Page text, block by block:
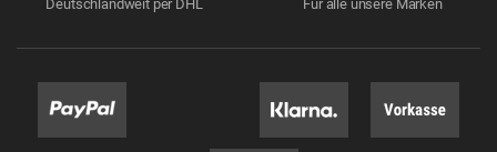
Deutschlandweit per DHL
Für alle unsere Marken